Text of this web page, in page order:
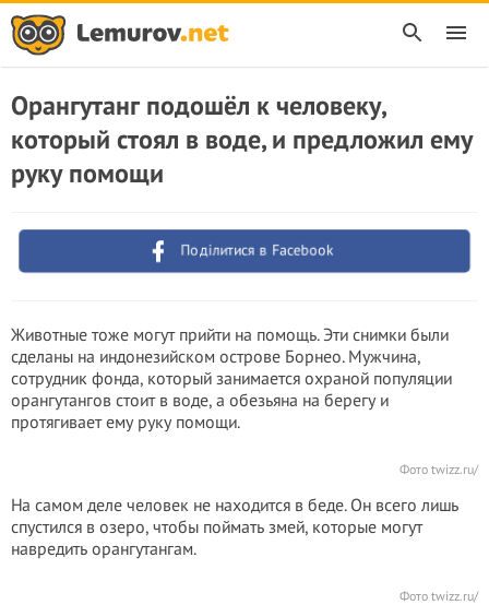
Орангутанг подошёл к человеку,
который стоял в воде, и предложил ему
руку помощи
Поділитися в Facebook
Животные тоже могут прийти на помощь. Эти снимки были
сделаны на индонезийском острове Борнео. Мужчина,
сотрудник фонда, который занимается охраной популяции
орангутангов стоит в воде, а обезьяна на берегу и
протягивает ему руку помощи.
Фото twizz.ru/
На самом деле человек не находится в беде. Он всего лишь
спустился в озеро, чтобы поймать змей, которые могут
навредить орангутангам.
Фото twizz.ru/